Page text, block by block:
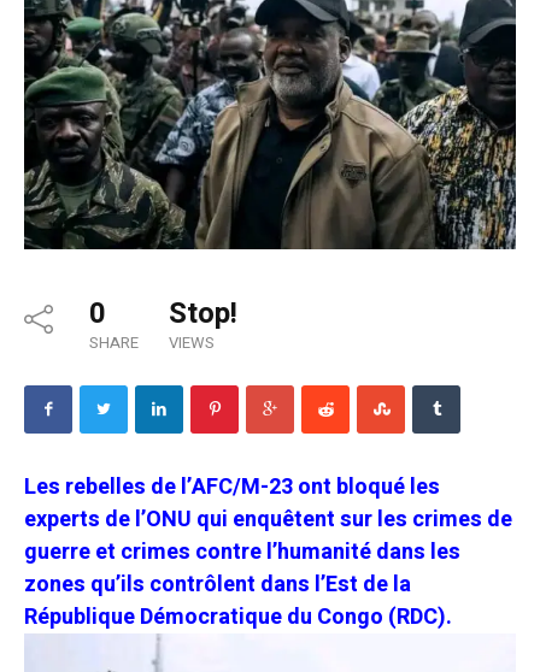
0
SHARE
Stop!
VIEWS
Les rebelles de l’AFC/M-23 ont bloqué les
experts de l’ONU qui enquêtent sur les crimes de
guerre et crimes contre l’humanité dans les
zones qu’ils contrôlent dans l’Est de la
République Démocratique du Congo (RDC).